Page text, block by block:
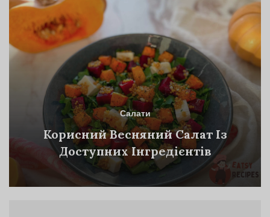
Салати
Корисний Весняний Салат Із
Доступних Інгредієнтів